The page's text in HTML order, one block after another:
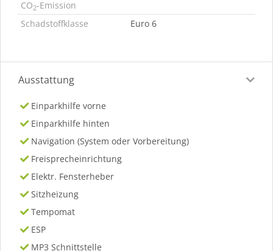
CO2-Emission
Schadstoffklasse
Euro 6
Ausstattung
Einparkhilfe vorne
Einparkhilfe hinten
Navigation (System oder Vorbereitung)
Freisprecheinrichtung
Elektr. Fensterheber
Sitzheizung
Tempomat
ESP
MP3 Schnittstelle